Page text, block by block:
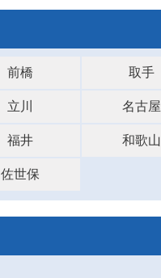
前橋 取手
立川 名古屋
福井 和歌山
佐世保